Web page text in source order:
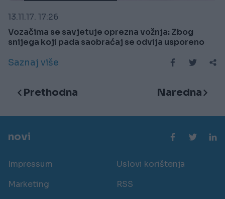
13.11.17. 17:26
Vozačima se savjetuje oprezna vožnja: Zbog
snijega koji pada saobraćaj se odvija usporeno
Saznaj više
Prethodna Naredna
novi
Impressum
Uslovi korištenja
Marketing
RSS